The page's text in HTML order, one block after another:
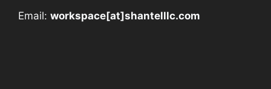
Email: workspace[at]shantelllc.com